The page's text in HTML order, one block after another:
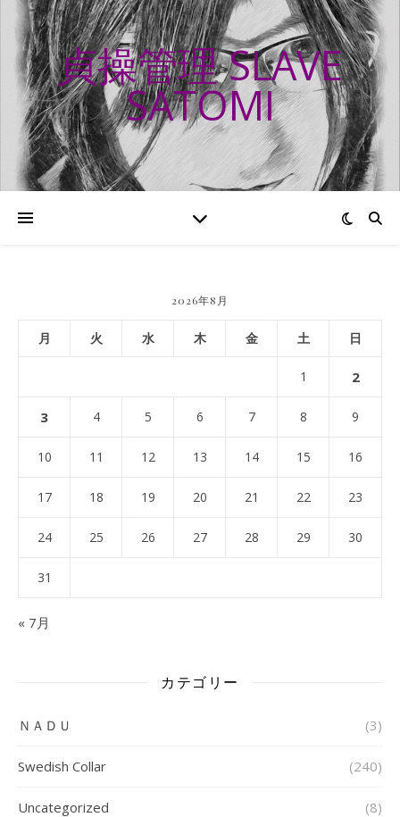
貞操管理 SLAVE
SATOMI
2026年8月
月 火 水 木 金 土 日
1 2
3 4 5 6 7 8 9
10 11 12 13 14 15 16
17 18 19 20 21 22 23
24 25 26 27 28 29 30
31
« 7月
カテゴリー
ＮＡＤＵ (3)
Swedish Collar (240)
Uncategorized (8)